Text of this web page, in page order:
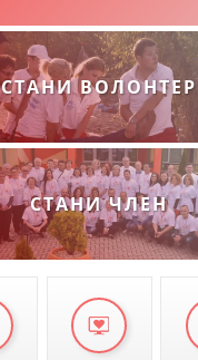
СТАНИ ВОЛОНТЕР
СТАНИ ЧЛЕН